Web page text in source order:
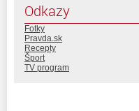
Odkazy
Fotky
Pravda.sk
Recepty
Šport
TV program